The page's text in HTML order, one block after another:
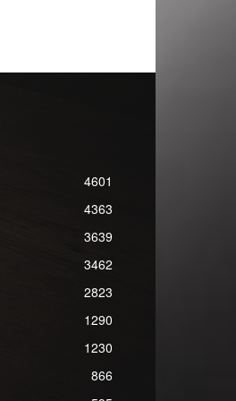
4601
4363
3639
3462
2823
1290
1230
866